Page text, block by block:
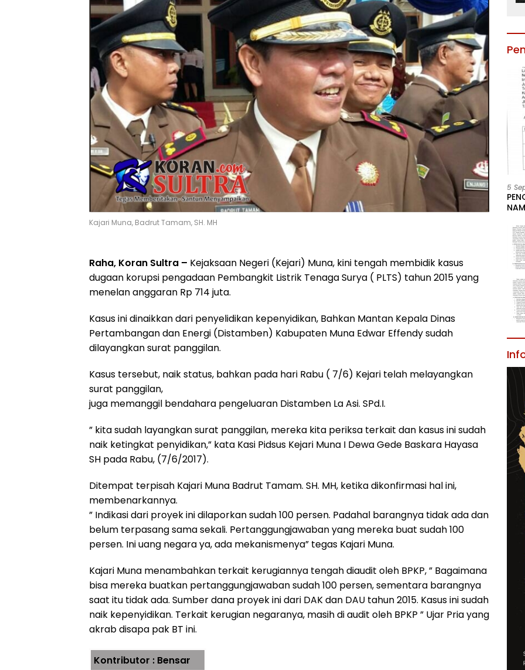
Kajari Muna, Badrut Tamam, SH. MH
Raha, Koran Sultra – Kejaksaan Negeri (Kejari) Muna, kini tengah membidik kasus
dugaan korupsi pengadaan Pembangkit Listrik Tenaga Surya ( PLTS) tahun 2015 yang
menelan anggaran Rp 714 juta.
Kasus ini dinaikkan dari penyelidikan kepenyidikan, Bahkan Mantan Kepala Dinas
Pertambangan dan Energi (Distamben) Kabupaten Muna Edwar Effendy sudah
dilayangkan surat panggilan.
Kasus tersebut, naik status, bahkan pada hari Rabu ( 7/6) Kejari telah melayangkan
surat panggilan,
juga memanggil bendahara pengeluaran Distamben La Asi. SPd.I.
” kita sudah layangkan surat panggilan, mereka kita periksa terkait dan kasus ini sudah
naik ketingkat penyidikan,” kata Kasi Pidsus Kejari Muna I Dewa Gede Baskara Hayasa
SH pada Rabu, (7/6/2017).
Ditempat terpisah Kajari Muna Badrut Tamam. SH. MH, ketika dikonfirmasi hal ini,
membenarkannya.
” Indikasi dari proyek ini dilaporkan sudah 100 persen. Padahal barangnya tidak ada dan
belum terpasang sama sekali. Pertanggungjawaban yang mereka buat sudah 100
persen. Ini uang negara ya, ada mekanismenya” tegas Kajari Muna.
Kajari Muna menambahkan terkait kerugiannya tengah diaudit oleh BPKP, ” Bagaimana
bisa mereka buatkan pertanggungjawaban sudah 100 persen, sementara barangnya
saat itu tidak ada. Sumber dana proyek ini dari DAK dan DAU tahun 2015. Kasus ini sudah
naik kepenyidikan. Terkait kerugian negaranya, masih di audit oleh BPKP ” Ujar Pria yang
akrab disapa pak BT ini.
Kontributor : Bensar
5